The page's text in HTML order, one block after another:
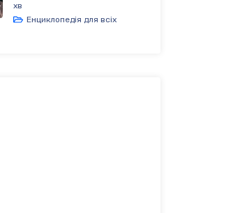
хв
Енциклопедія для всіх